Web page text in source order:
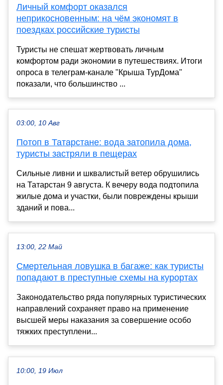
Личный комфорт оказался
неприкосновенным: на чём экономят в
поездках российские туристы
Туристы не спешат жертвовать личным
комфортом ради экономии в путешествиях. Итоги
опроса в телеграм-канале "Крыша ТурДома"
показали, что большинство ...
03:00, 10 Авг
Потоп в Татарстане: вода затопила дома,
туристы застряли в пещерах
Сильные ливни и шквалистый ветер обрушились
на Татарстан 9 августа. К вечеру вода подтопила
жилые дома и участки, были повреждены крыши
зданий и пова...
13:00, 22 Май
Смертельная ловушка в багаже: как туристы
попадают в преступные схемы на курортах
Законодательство ряда популярных туристических
направлений сохраняет право на применение
высшей меры наказания за совершение особо
тяжких преступлени...
10:00, 19 Июл